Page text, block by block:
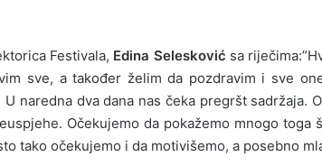
Festivala, Edina Selesković sa
sve, a također želim da pozdravim i sve
naredna dva dana nas čeka pregršt sadržaja.
Očekujemo da pokažemo mnogo toga
tako očekujemo i da motivišemo, a posebno